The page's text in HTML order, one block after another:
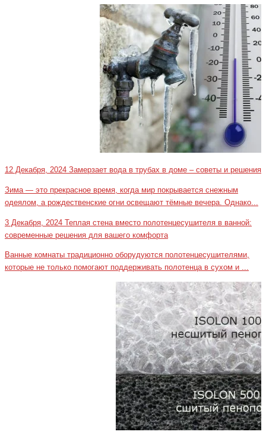
12 Декабря, 2024 Замерзает вода в трубах в доме – советы и решения
Зима — это прекрасное время, когда мир покрывается снежным
одеялом, а рождественские огни освещают тёмные вечера. Однако...
3 Декабря, 2024 Теплая стена вместо полотенцесушителя в ванной:
современные решения для вашего комфорта
Ванные комнаты традиционно оборудуются полотенцесушителями,
которые не только помогают поддерживать полотенца в сухом и ...